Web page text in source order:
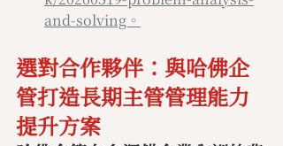
and-solving。
選對合作夥伴：與哈佛企
管打造長期主管管理能力
提升方案